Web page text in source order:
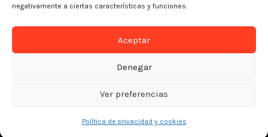
negativamente a ciertas características y funciones.
Aceptar
Denegar
Ver preferencias
Política de privacidad y cookies
info@kreanta.org
2021 © Fundación Kreanta | Diseño: